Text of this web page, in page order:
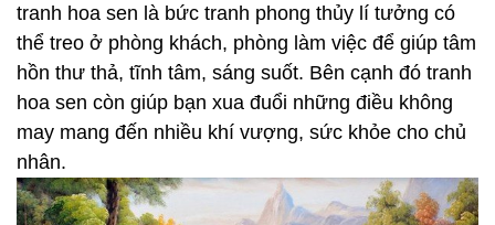
tranh hoa sen là bức tranh phong thủy lí tưởng có
thể treo ở phòng khách, phòng làm việc để giúp tâm
hồn thư thả, tĩnh tâm, sáng suốt. Bên cạnh đó tranh
hoa sen còn giúp bạn xua đuổi những điều không
may mang đến nhiều khí vượng, sức khỏe cho chủ
nhân.